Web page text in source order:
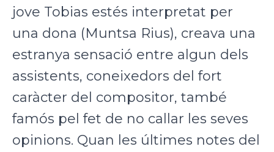
jove Tobias estés interpretat per
una dona (Muntsa Rius), creava una
estranya sensació entre algun dels
assistents, coneixedors del fort
caràcter del compositor, també
famós pel fet de no callar les seves
opinions. Quan les últimes notes del